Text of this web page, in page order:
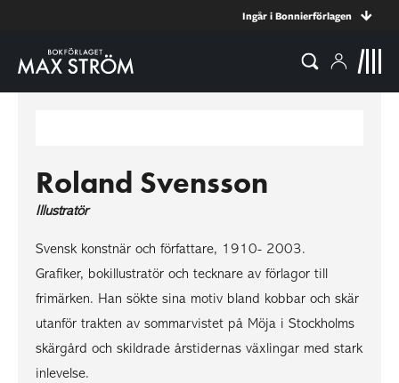
Ingår i Bonnierförlagen
Roland Svensson
Illustratör
Svensk konstnär och författare, 1910- 2003.
Grafiker, bokillustratör och tecknare av förlagor till
frimärken. Han sökte sina motiv bland kobbar och skär
utanför trakten av sommarvistet på Möja i Stockholms
skärgård och skildrade årstidernas växlingar med stark
inlevelse.